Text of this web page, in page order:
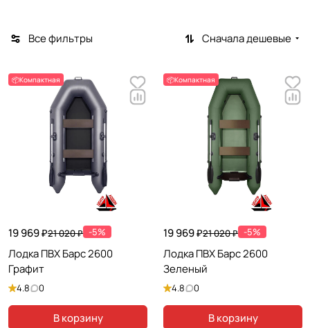
Все фильтры Сначала дешевые
📦Компактная
19 969 ₽21 020 ₽ -5%
Лодка ПВХ Барс 2600
Графит
4.8 0
В корзину
📦Компактная
19 969 ₽21 020 ₽ -5%
Лодка ПВХ Барс 2600
Зеленый
4.8 0
В корзину